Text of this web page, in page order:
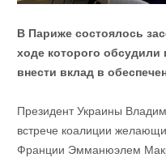
В Париже состоялось
ходе которого обсудили
внести вклад в
Президент Украины
встрече коалиции
Франции Эмманюэлем